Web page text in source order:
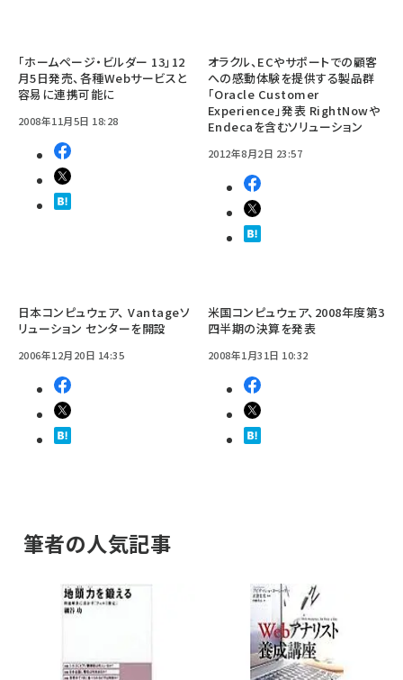
「ホームページ・ビルダー 13」12
月5日発売、各種Webサービスと
容易に連携可能に
2008年11月5日 18:28
オラクル、ECやサポートでの顧客
への感動体験を提供する製品群
「Oracle Customer
Experience」発表 RightNowや
Endecaを含むソリューション
2012年8月2日 23:57
日本コンピュウェア、 Vantageソ
リューション センターを開設
2006年12月20日 14:35
米国コンピュウェア、2008年度第3
四半期の決算を発表
2008年1月31日 10:32
筆者の人気記事